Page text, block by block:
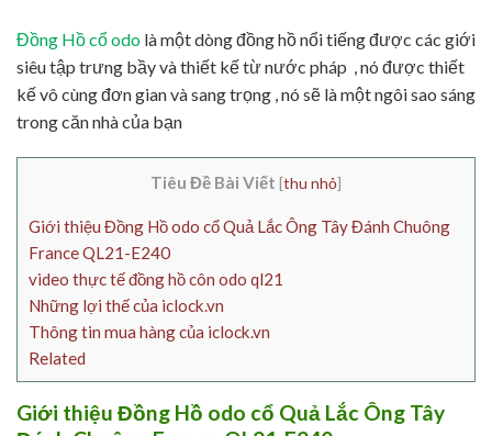
Đồng Hồ cổ odo là một dòng đồng hồ nổi tiếng được các giới
siêu tập trưng bầy và thiết kế từ nước pháp , nó được thiết
kế vô cùng đơn gian và sang trọng , nó sẽ là một ngôi sao sáng
trong căn nhà của bạn
Tiêu Đề Bài Viết [thu nhỏ]
Giới thiệu Đồng Hồ odo cổ Quả Lắc Ông Tây Đánh Chuông
France QL21-E240
video thực tế đồng hồ côn odo ql21
Những lợi thế của iclock.vn
Thông tin mua hàng của iclock.vn
Related
Giới thiệu Đồng Hồ odo cổ Quả Lắc Ông Tây